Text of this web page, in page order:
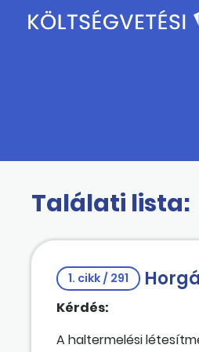
Találati lista:
1. cikk / 291
Kérdés:
A haltermelési